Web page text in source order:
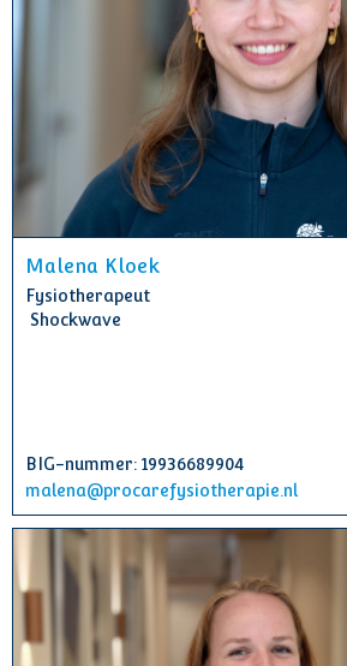
Malena Kloek
Fysiotherapeut
Shockwave
BIG-nummer: 19936689904
malena@procarefysiotherapie.nl